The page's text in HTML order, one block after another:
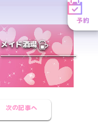
予約
メイド酒場
次の記事へ